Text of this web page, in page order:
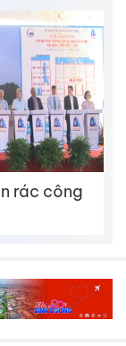
rác công